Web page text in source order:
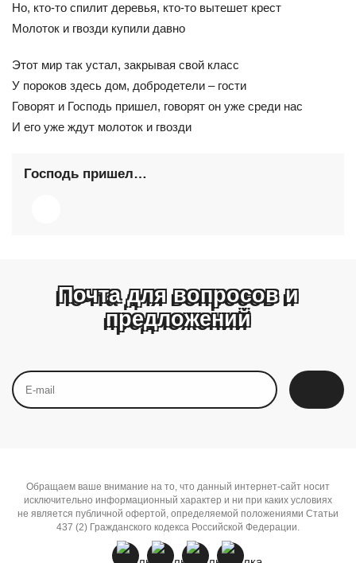
Но, кто-то спилит деревья, кто-то вытешет крест
Молоток и гвозди купили давно
Этот мир так устал, закрывая свой класс
У пороков здесь дом, добродетели – гости
Говорят и Господь пришел, говорят он уже среди нас
И его уже ждут молоток и гвозди
Господь пришел…
Почта для вопросов и
предложений
Обращаем ваше внимание на то, что данный интернет-сайт носит
исключительно информационный характер и ни при каких условиях
не является публичной офертой, определяемой положениями Статьи
437 (2) Гражданского кодекса Российской Федерации.